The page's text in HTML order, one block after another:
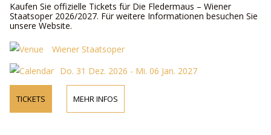
Kaufen Sie offizielle Tickets für Die Fledermaus – Wiener
Staatsoper 2026/2027. Für weitere Informationen besuchen Sie
unsere Website.
Wiener Staatsoper
Do. 31 Dez. 2026 - Mi. 06 Jan. 2027
TICKETS MEHR INFOS